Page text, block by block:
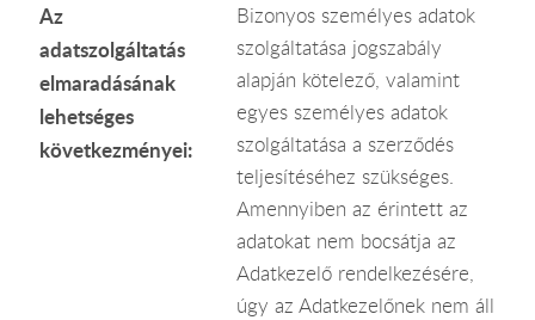
Az
adatszolgáltatás
elmaradásának
lehetséges
következményei:
Bizonyos személyes adatok
szolgáltatása jogszabály
alapján kötelező, valamint
egyes személyes adatok
szolgáltatása a szerződés
teljesítéséhez szükséges.
Amennyiben az érintett az
adatokat nem bocsátja az
Adatkezelő rendelkezésére,
úgy az Adatkezelőnek nem áll